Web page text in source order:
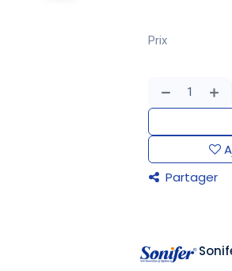
Partager
Prix